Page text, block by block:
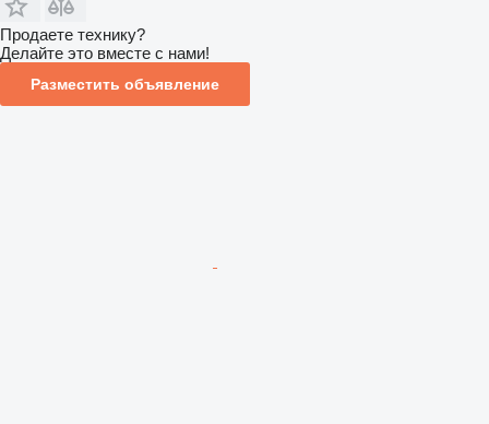
Продаете технику?
Делайте это вместе с нами!
Разместить объявление